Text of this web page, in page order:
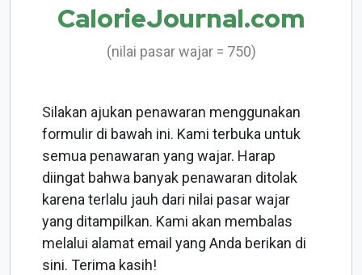
CalorieJournal.com
(nilai pasar wajar = 750)
Silakan ajukan penawaran menggunakan
formulir di bawah ini. Kami terbuka untuk
semua penawaran yang wajar. Harap
diingat bahwa banyak penawaran ditolak
karena terlalu jauh dari nilai pasar wajar
yang ditampilkan. Kami akan membalas
melalui alamat email yang Anda berikan di
sini. Terima kasih!